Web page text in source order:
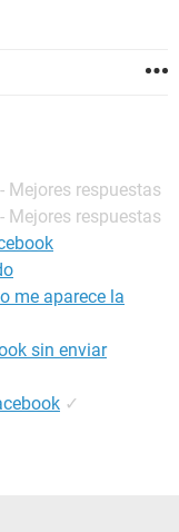
- Mejores respuestas
- Mejores respuestas
me aparece la
sin enviar
✓